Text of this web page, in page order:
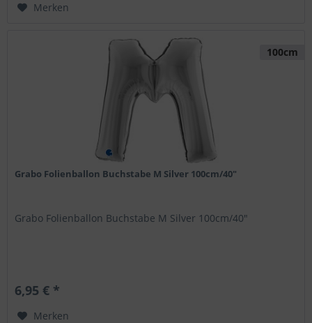
Merken
100cm
Grabo Folienballon Buchstabe M Silver 100cm/40"
Grabo Folienballon Buchstabe M Silver 100cm/40"
6,95 € *
Merken